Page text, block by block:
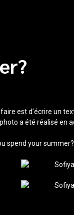
est d’écrire un
a été réalisé en